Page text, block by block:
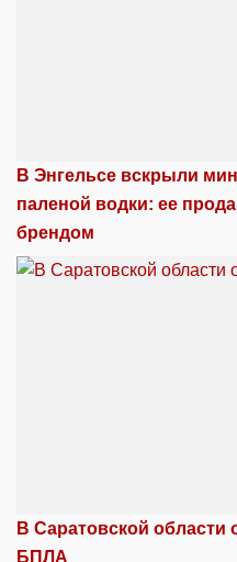
В Энгельсе вскрыли
паленой водки: ее
брендом
В Саратовской области
БПЛА